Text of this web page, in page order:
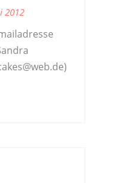
2012
)